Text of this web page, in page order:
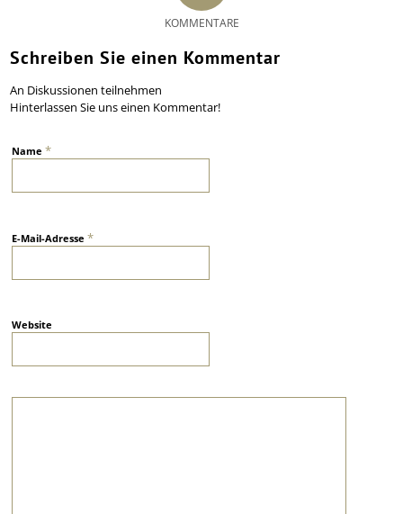
KOMMENTARE
Schreiben Sie einen Kommentar
An Diskussionen teilnehmen
Hinterlassen Sie uns einen Kommentar!
Name*
E-Mail-Adresse*
Website